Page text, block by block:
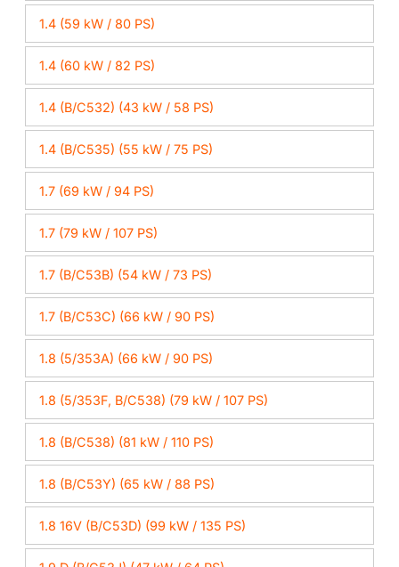
1.4 (59 kW / 80 PS)
1.4 (60 kW / 82 PS)
1.4 (B/C532) (43 kW / 58 PS)
1.4 (B/C535) (55 kW / 75 PS)
1.7 (69 kW / 94 PS)
1.7 (79 kW / 107 PS)
1.7 (B/C53B) (54 kW / 73 PS)
1.7 (B/C53C) (66 kW / 90 PS)
1.8 (5/353A) (66 kW / 90 PS)
1.8 (5/353F, B/C538) (79 kW / 107 PS)
1.8 (B/C538) (81 kW / 110 PS)
1.8 (B/C53Y) (65 kW / 88 PS)
1.8 16V (B/C53D) (99 kW / 135 PS)